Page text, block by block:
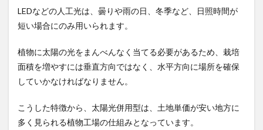
化シ
ステ
ムの
4
おわ
りに
LEDなどの人工光は、曇りや雨の日、冬季など、日照時間が
短い場合にのみ用いられます。
植物に太陽の光をまんべんなく当てる必要があるため、栽培
面積を増やすには垂直方向ではなく、水平方向に場所を確保
していかなければなりません。
こうした特徴から、太陽光併用型は、土地単価が安い地方に
多く見られる植物工場の仕組みとなっています。